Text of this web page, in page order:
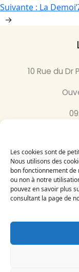
Les cookies sont de
Nous utilisons des
bon fonctionnement de
ou non à notre
pouvez en savoir plus
consultant la page de
Suivante : La
→
10 Rue du Dr
Inscrivez-vous
à notre newsletter